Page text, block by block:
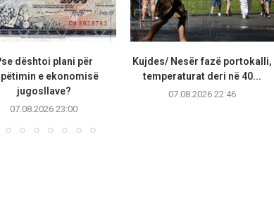
dështoi plani për
e ekonomisë
jugosllave?
07.08.2026 23:00
Kujdes/ Nesër fazë portokalli,
temperaturat deri në 40...
07.08.2026 22:46